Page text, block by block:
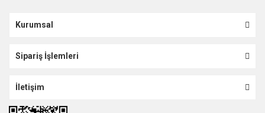
Kurumsal
Sipariş İşlemleri
İletişim